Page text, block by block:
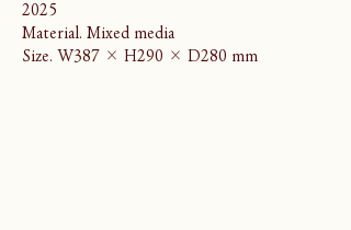
2025
Material. Mixed media
Size. W387 × H290 × D280 mm